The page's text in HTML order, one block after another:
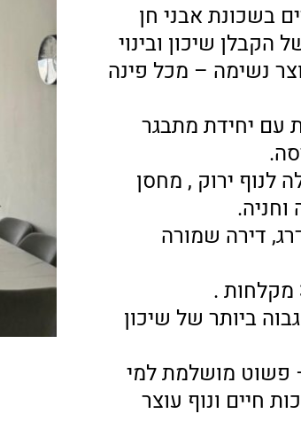
חדרים בשכונת אבני חן
שיכון ובינוי
נשימה – מכל פינה
עם יחידת מתבגר
לנוף ירוק , מחסן
דירה שמורה
ביותר של שיכון
פשוט מושלמת למי
חיים ונוף עוצר